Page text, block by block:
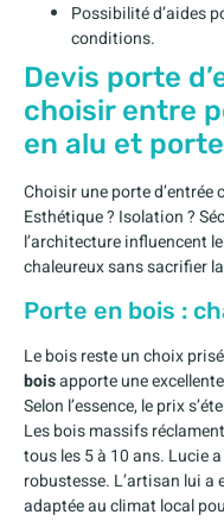
Possibilité d’aides
conditions.
Devis porte
choisir entre
en alu et
Choisir une porte
Esthétique ? Isolation ?
l’architecture influencent
chaleureux sans sacrifier
Porte en bois :
Le bois reste un choix
boisapporte une
Selon l’essence, le prix
Les bois massifs
tous les 5 à 10 ans. Lucie
robustesse. L’artisan lui a
adaptée au climat local